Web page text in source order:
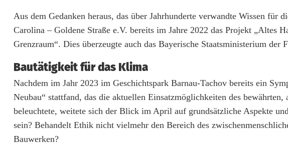
D
a
s
S
Y
M
P
Aus dem Gedanken heraus, das über Jahrhunderte verwandte Wissen für
Carolina – Goldene Straße e.V. bereits im Jahre 2022 das Projekt „Altes
Grenzraum“. Dies überzeugte auch das Bayerische Staatsministerium
Bautätigkeit für das Klima
Nachdem im Jahr 2023 im Geschichtspark Barnau-Tachov bereits ein
Neubau“ stattfand, das die aktuellen Einsatzmöglichkeiten des
beleuchtete, weitete sich der Blick im April auf grundsätzliche Aspekte
sein? Behandelt Ethik nicht vielmehr den Bereich des
Bauwerken?